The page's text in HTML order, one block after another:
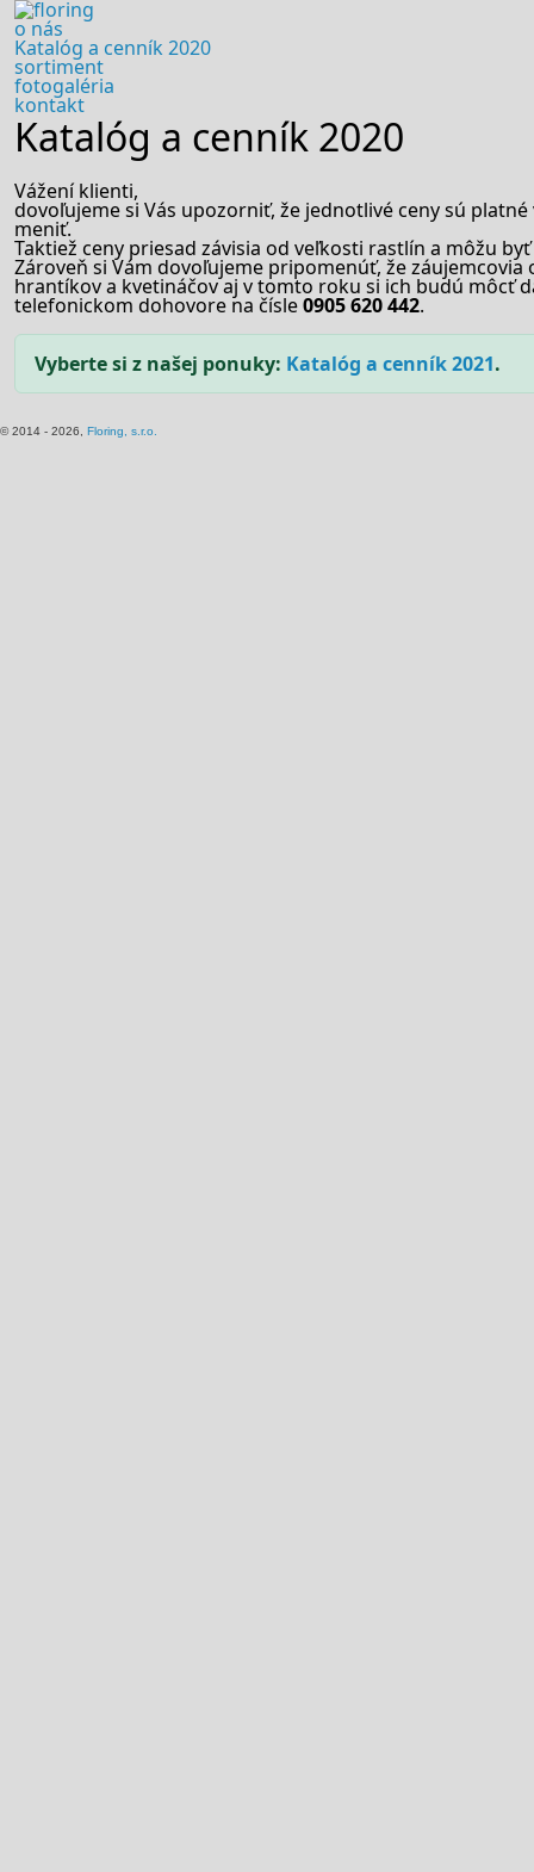
o nás
Katalóg a cenník 2020
sortiment
fotogaléria
kontakt
Katalóg a cenník 2020
Vážení klienti,
dovoľujeme si Vás upozorniť, že jednotlivé ceny sú
meniť.
Taktiež ceny priesad závisia od veľkosti rastlín a môžu
Zároveň si Vám dovoľujeme pripomenúť, že
hrantíkov a kvetináčov aj v tomto roku si ich budú môcť
telefonickom dohovore na čísle0905 620 442.
Vyberte si z našej ponuky: Katalóg a cenník 2021.
© 2014 - 2026, Floring, s.r.o.